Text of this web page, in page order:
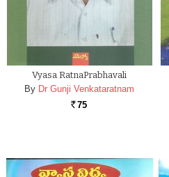
Vyasa RatnaPrabhavali
By Dr Gunji Venkataratnam
Rs. 75